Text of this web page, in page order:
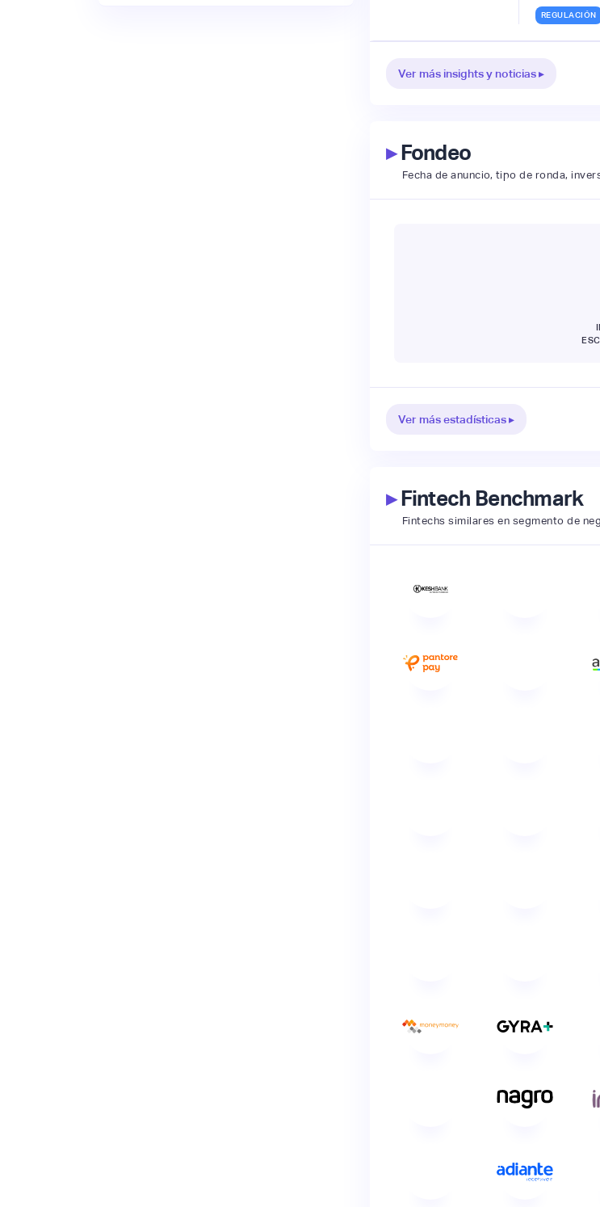
REGULACIÓN
Ver más insights y noticias ▸
▸Fondeo
Fecha de anuncio, tipo de ronda,
Ver más estadísticas ▸
▸Fintech Benchmark
Fintechs similares en segmento de